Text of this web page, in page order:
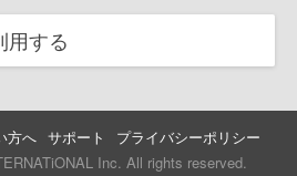
用する
方へ サポート
プライバシーポリシー
Inc. All rights reserved.